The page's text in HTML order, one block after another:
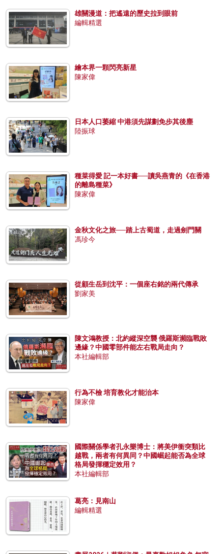
雄關漫道：把遙遠的歷史拉到眼前
編輯精選
繪本界一顆閃亮新星
陳家偉
日本人口萎縮 中港須先謀劃免步其後塵
陸振球
種菜得愛 記一本好書──讀吳燕青的《在香港
的離島種菜》
陳家偉
金秋文化之旅──踏上古蜀道，走過劍門關
馮珍今
從顧生岳到沈平：一個座右銘的兩代傳承
劉家美
陳文鴻教授：北約縱深空襲 俄羅斯瀕臨戰敗
邊緣？中國零部件能左右戰局走向？
本社編輯部
行為不檢 培育教化才能治本
陳家偉
國際關係學者孔永樂博士：將美伊衝突類比
越戰，兩者有何異同？中國崛起能否為全球
格局發揮穩定效用？
本社編輯部
葛亮：見南山
編輯精選